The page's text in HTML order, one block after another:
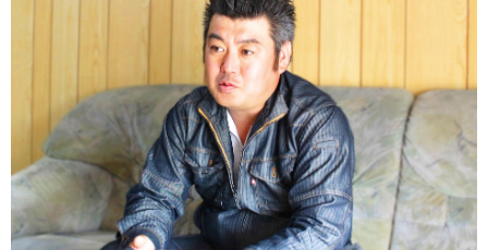
め、高校卒業後はすぐに銅辰板金に入社しています。板金
業ひとすじの齋藤さんに幼少期からこれまでのお話を伺い
ました。
「喘息もちで虚弱体質な子どもでした。何度となく入院し
て親に心配かけたそうです。小学校のマラソン大会後に病
院送りになったこともありました。でも、中学入学後、少
し太ったんですね。そこから少しずつ丈夫になりました。
中学校では剣道部で副部長を任されて、途中からはバンド